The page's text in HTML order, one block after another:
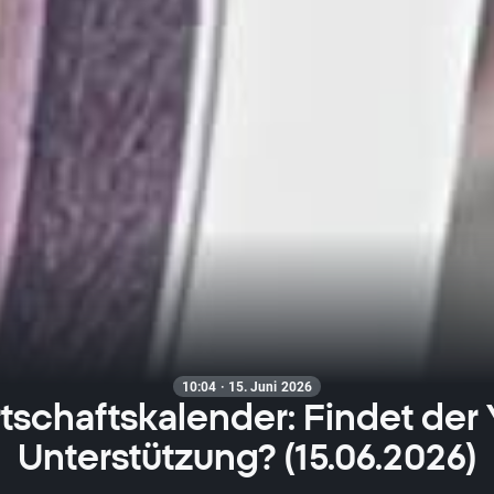
10:04 · 15. Juni 2026
Findet der
Unterstützung? (15.06.2026)